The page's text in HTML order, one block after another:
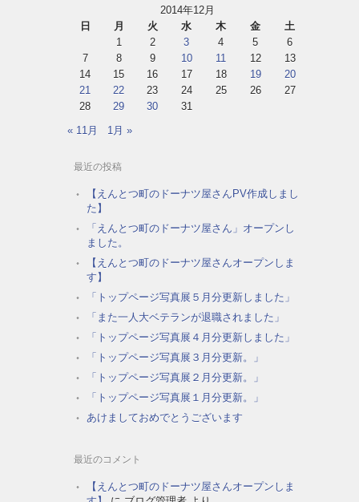
2014年12月
日
月 火 水 木 金
土
1
2 3 4 5
6
7
8 9 10 11 12
13
14
15 16 17 18 19
20
21
22 23 24 25 26
27
28
29 30
31
« 11月
1月 »
最近の投稿
【えんとつ町のドーナツ屋さんPV作成しまし
た】
「えんとつ町のドーナツ屋さん」オープンし
ました。
【えんとつ町のドーナツ屋さんオープンしま
す】
「トップページ写真展５月分更新しました」
「また一人大ベテランが退職されました」
「トップページ写真展４月分更新しました」
「トップページ写真展３月分更新。」
「トップページ写真展２月分更新。」
「トップページ写真展１月分更新。」
あけましておめでとうございます
最近のコメント
【えんとつ町のドーナツ屋さんオープンしま